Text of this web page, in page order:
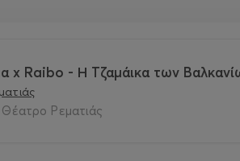
x Raibo - Η Τζαμάικα των
Θέατρο Ρεματιάς